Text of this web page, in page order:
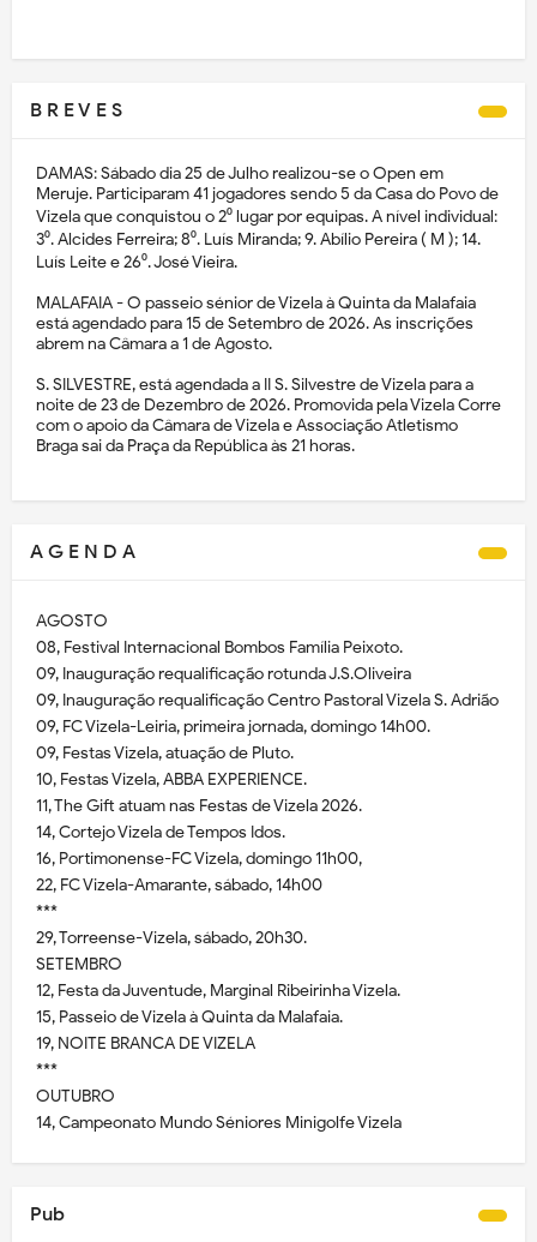
B R E V E S
DAMAS: Sábado dia 25 de Julho realizou-se o Open em
Meruje. Participaram 41 jogadores sendo 5 da Casa do Povo de
Vizela que conquistou o 2⁰ lugar por equipas. A nível individual:
3⁰. Alcides Ferreira; 8⁰. Luís Miranda; 9. Abílio Pereira ( M ); 14.
Luís Leite e 26⁰. José Vieira.
MALAFAIA - O passeio sénior de Vizela à Quinta da Malafaia
está agendado para 15 de Setembro de 2026. As inscrições
abrem na Câmara a 1 de Agosto.
S. SILVESTRE, está agendada a II S. Silvestre de Vizela para a
noite de 23 de Dezembro de 2026. Promovida pela Vizela Corre
com o apoio da Câmara de Vizela e Associação Atletismo
Braga sai da Praça da República às 21 horas.
A G E N D A
AGOSTO
08, Festival Internacional Bombos Família Peixoto.
09, Inauguração requalificação rotunda J.S.Oliveira
09, Inauguração requalificação Centro Pastoral Vizela S. Adrião
09, FC Vizela-Leiria, primeira jornada, domingo 14h00.
09, Festas Vizela, atuação de Pluto.
10, Festas Vizela, ABBA EXPERIENCE.
11, The Gift atuam nas Festas de Vizela 2026.
14, Cortejo Vizela de Tempos Idos.
16, Portimonense-FC Vizela, domingo 11h00,
22, FC Vizela-Amarante, sábado, 14h00
***
29, Torreense-Vizela, sábado, 20h30.
SETEMBRO
12, Festa da Juventude, Marginal Ribeirinha Vizela.
15, Passeio de Vizela à Quinta da Malafaia.
19, NOITE BRANCA DE VIZELA
***
OUTUBRO
14, Campeonato Mundo Séniores Minigolfe Vizela
Pub